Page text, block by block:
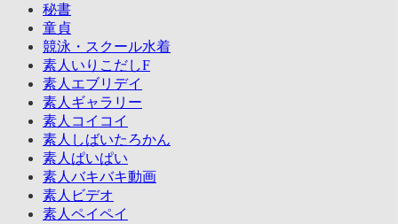
秘書
童貞
競泳・スクール水着
素人いりこだしF
素人エブリデイ
素人ギャラリー
素人コイコイ
素人しばいたろかん
素人ぱいぱい
素人バキバキ動画
素人ビデオ
素人ペイペイ